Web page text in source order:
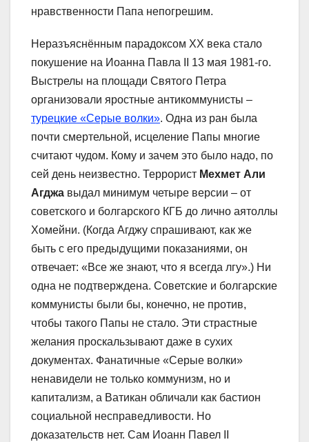
нравственности Папа непогрешим.
Неразъяснённым парадоксом XX века стало
покушение на Иоанна Павла II 13 мая 1981-го.
Выстрелы на площади Святого Петра
организовали яростные антикоммунисты –
турецкие «Серые волки». Одна из ран была
почти смертельной, исцеление Папы многие
считают чудом. Кому и зачем это было надо, по
сей день неизвестно. Террорист Мехмет Али
Агджа выдал минимум четыре версии – от
советского и болгарского КГБ до лично аятоллы
Хомейни. (Когда Агджу спрашивают, как же
быть с его предыдущими показаниями, он
отвечает: «Все же знают, что я всегда лгу».) Ни
одна не подтверждена. Советские и болгарские
коммунисты были бы, конечно, не против,
чтобы такого Папы не стало. Эти страстные
желания проскальзывают даже в сухих
документах. Фанатичные «Серые волки»
ненавидели не только коммунизм, но и
капитализм, а Ватикан обличали как бастион
социальной несправедливости. Но
доказательств нет. Сам Иоанн Павел II